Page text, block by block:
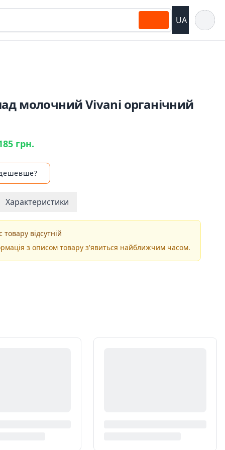
UA
молочний Vivani органічний
грн.
Характеристики
товару відсутній
з описом товару з'явиться найближчим часом.